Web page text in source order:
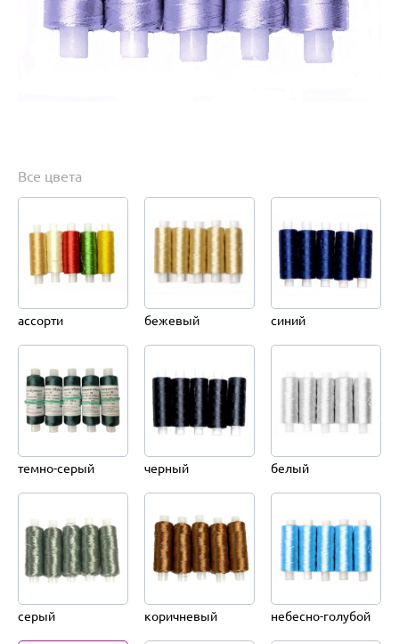
Все цвета
ассорти бежевый синий
темно-серый черный белый
серый коричневый небесно-голубой